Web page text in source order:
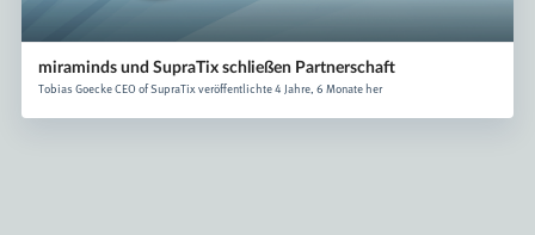
miraminds und SupraTix schließen Partnerschaft
Tobias Goecke CEO of SupraTix veröffentlichte 4 Jahre, 6 Monate her